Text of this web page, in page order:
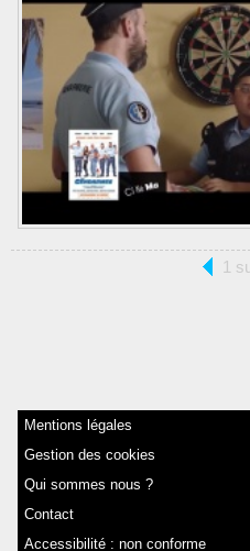
1
Mentions légales
Gestion des cookies
Qui sommes nous ?
Contact
Accessibilité : non conforme